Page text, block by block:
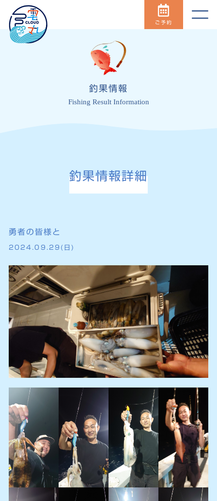
ご予約
釣果情報
Fishing Result Information
釣果情報詳細
勇者の皆様と
2024.09.29(日)